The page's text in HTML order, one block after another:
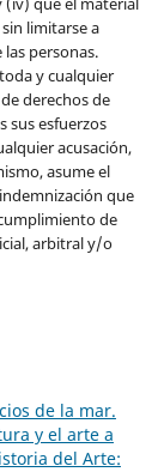
limitarse a
personas.
y cualquier
derechos de
sus esfuerzos
acusación,
asume el
que
de
arbitral y/o
de la mar.
y el arte a
del Arte: